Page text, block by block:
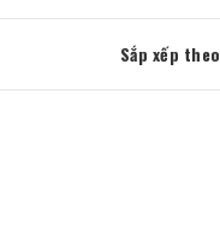
Sắp xếp theo